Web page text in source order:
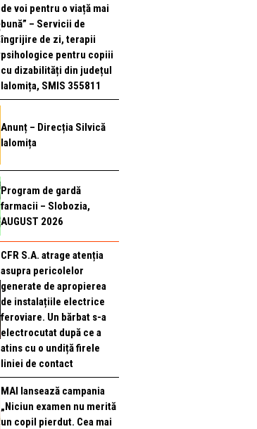
de voi pentru o viață mai
bună” – Servicii de
îngrijire de zi, terapii
psihologice pentru copiii
cu dizabilități din județul
Ialomița, SMIS 355811
Anunț – Direcția Silvică
Ialomița
Program de gardă
farmacii – Slobozia,
AUGUST 2026
CFR S.A. atrage atenția
asupra pericolelor
generate de apropierea
de instalațiile electrice
feroviare. Un bărbat s-a
electrocutat după ce a
atins cu o undiță firele
liniei de contact
MAI lansează campania
„Niciun examen nu merită
un copil pierdut. Cea mai